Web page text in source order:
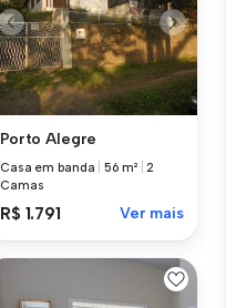
Porto Alegre
Casa em banda |56 m² |2
Camas
R$ 1.791 Ver mais